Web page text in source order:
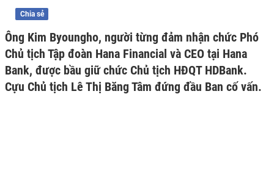
Chia sẻ
Ông Kim Byoungho, người từng đảm nhận chức Phó
Chủ tịch Tập đoàn Hana Financial và CEO tại Hana
Bank, được bầu giữ chức Chủ tịch HĐQT HDBank.
Cựu Chủ tịch Lê Thị Băng Tâm đứng đầu Ban cố vấn.